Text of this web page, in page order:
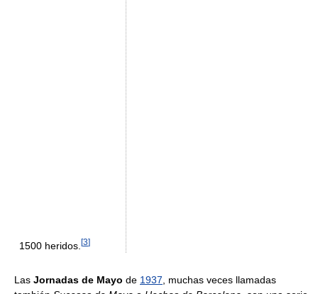
1500 heridos. [3]
Las Jornadas de Mayo de 1937 , muchas veces llamadas